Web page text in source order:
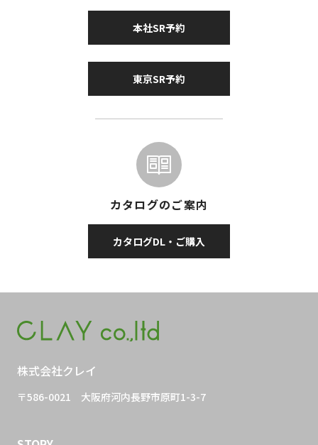
本社SR予約
東京SR予約
カタログのご案内
カタログDL・ご購入
株式会社クレイ
〒586-0021 大阪府河内長野市原町1-3-7